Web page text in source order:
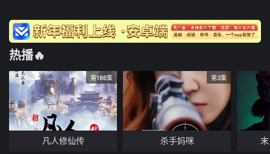
热播🔥
第186集
凡人修仙传
第3集
杀手妈咪